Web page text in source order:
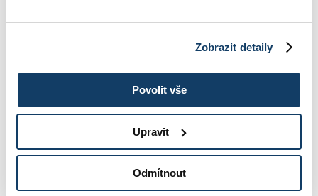
Zobrazit detaily
Povolit vše
Upravit
Odmítnout